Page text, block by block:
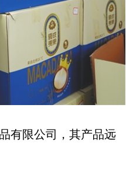
有限公司，其产品远